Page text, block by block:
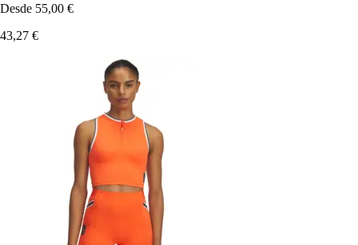
Desde 55,00 €
43,27 €